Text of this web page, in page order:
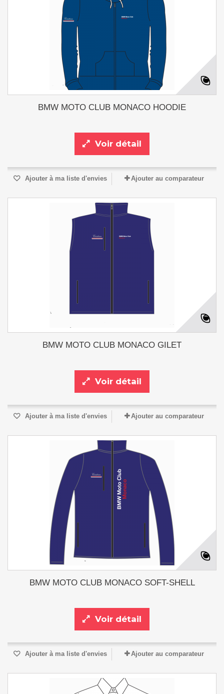
BMW MOTO CLUB MONACO HOODIE
Voir détail
Ajouter à ma liste d'envies Ajouter au comparateur
BMW MOTO CLUB MONACO GILET
Voir détail
Ajouter à ma liste d'envies Ajouter au comparateur
BMW MOTO CLUB MONACO SOFT-SHELL
Voir détail
Ajouter à ma liste d'envies Ajouter au comparateur